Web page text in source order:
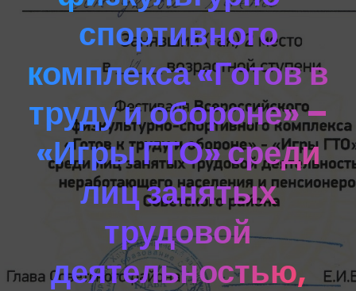
спортивного
комплекса «Готов в
труду и обороне» –
«Игры ГТО» среди
лиц занятых
трудовой
деятельностью,